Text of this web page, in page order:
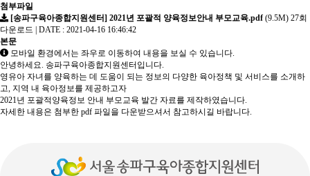
첨부파일
[송파구육아종합지원센터] 2021년 포괄적 양육정보안내 부모교육.pdf(9.5M) 27회
다운로드
DATE : 2021-04-16 16:46:42
본문
모바일 환경에서는 좌우로 이동하여 내용을 보실 수 있습니다.
안녕하세요. 송파구육아종합지원센터입니다.
영유아 자녀를 양육하는 데 도움이 되는 정보의 다양한 육아정책 및 서비스를 소개하
고, 지역 내 육아정보를 제공하고자
2021년 포괄적양육정보 안내 부모교육 발간 자료를 제작하였습니다.
자세한 내용은 첨부한 pdf 파일을 다운받으셔서 참고하시길 바랍니다.